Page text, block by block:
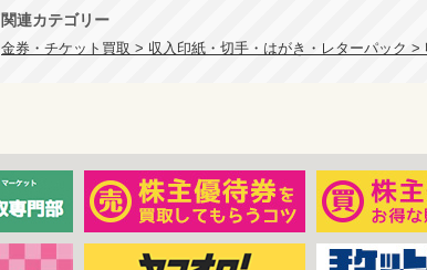
関連カテゴリー
金券・チケット買取 > 収入印紙・切手・はがき・レターパック >